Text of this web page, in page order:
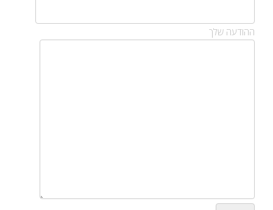
ההודעה שלך